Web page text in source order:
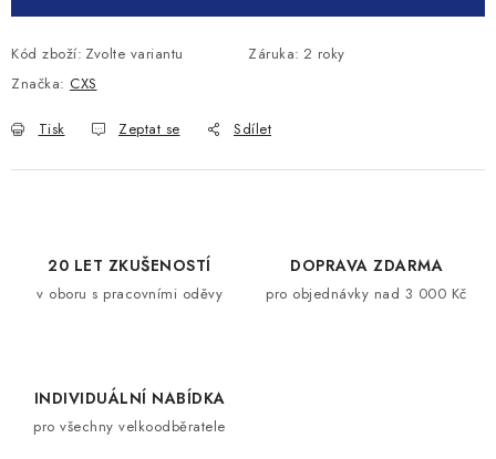
Kód zboží: Zvolte variantu Záruka: 2 roky
Značka: CXS
Tisk Zeptat se Sdílet
20 LET ZKUŠENOSTÍ
v oboru s pracovními oděvy
DOPRAVA ZDARMA
pro objednávky nad 3 000 Kč
INDIVIDUÁLNÍ NABÍDKA
pro všechny velkoodběratele